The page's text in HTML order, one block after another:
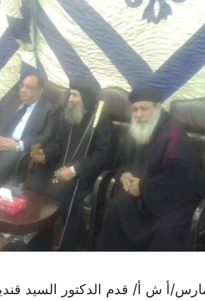
في 4 مارس/أ ش أ/ قدم الدكتور